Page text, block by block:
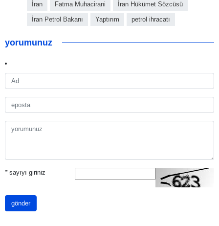
İran Fatma Muhacirani İran Hükümet Sözcüsü
İran Petrol Bakanı Yaptırım petrol ihracatı
yorumunuz
*sayıyı giriniz
gönder